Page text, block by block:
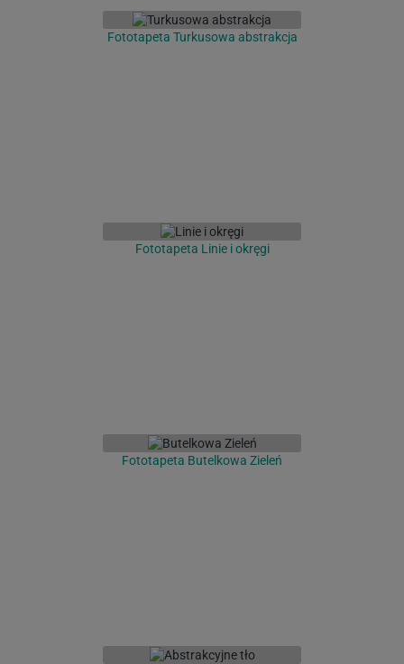
Fototapeta Turkusowa abstrakcja
Fototapeta Linie i okręgi
Fototapeta Butelkowa Zieleń